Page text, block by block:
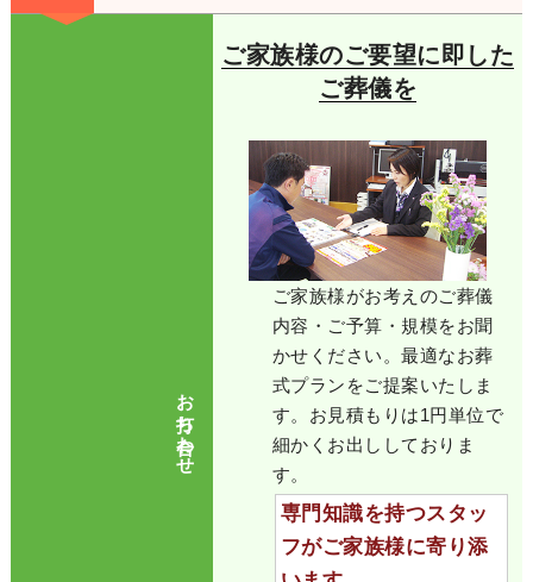
お打ち合わせ
ご家族様のご要望に即した
ご葬儀を
ご家族様がお考えのご葬儀
内容・ご予算・規模をお聞
かせください。最適なお葬
式プランをご提案いたしま
す。お見積もりは1円単位で
細かくお出ししておりま
す。
専門知識を持つスタッ
フがご家族様に寄り添